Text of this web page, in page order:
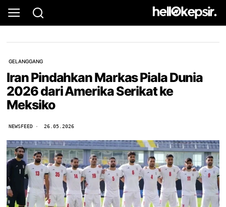
GELANGGANG
Iran Pindahkan Markas Piala Dunia
2026 dari Amerika Serikat ke
Meksiko
NEWSFEED 26.05.2026